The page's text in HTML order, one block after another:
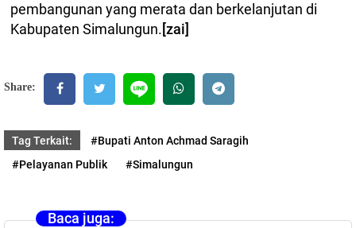
pembangunan yang merata dan berkelanjutan di
Kabupaten Simalungun.[zai]
Share:
Tag Terkait:
#Bupati Anton Achmad Saragih
#Pelayanan Publik
#Simalungun
Baca juga: